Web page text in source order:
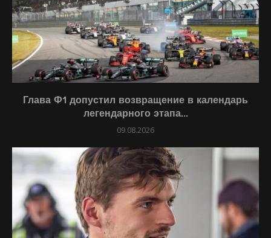
Глава Ф1 допустил возвращение в календарь
легендарного этапа...
09.08.2026